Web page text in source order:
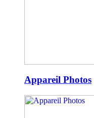
Appareil Photos